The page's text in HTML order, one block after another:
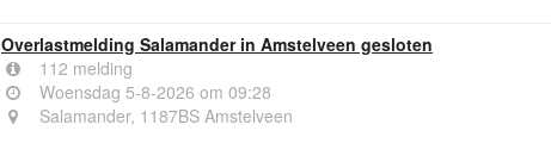
Overlastmelding Salamander in Amstelveen gesloten
112 melding
Woensdag 5-8-2026 om 09:28
Salamander, 1187BS Amstelveen